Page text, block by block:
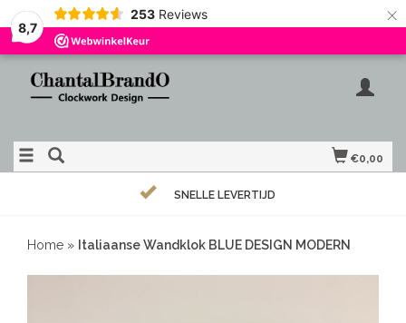
8,7
253 Reviews ×
€0,00
SNELLE LEVERTIJD
Home » Italiaanse Wandklok BLUE DESIGN MODERN